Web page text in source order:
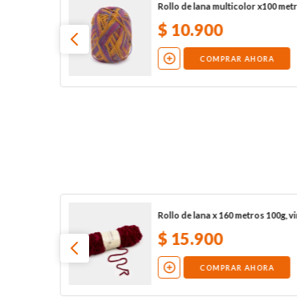
Rollo de lana multicolor x100
$ 10.900
COMPRAR AHORA
Rollo de lana x 160 metros 100g,
$ 15.900
COMPRAR AHORA